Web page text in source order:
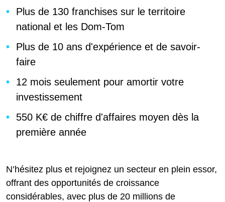
Plus de 130 franchises sur le territoire
national et les Dom-Tom
Plus de 10 ans d'expérience et de savoir-
faire
12 mois seulement pour amortir votre
investissement
550 K€ de chiffre d'affaires moyen dès la
première année
N’hésitez plus et rejoignez un secteur en plein essor,
offrant des opportunités de croissance
considérables, avec plus de 20 millions de